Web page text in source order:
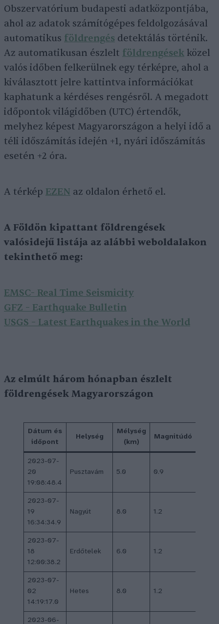
Obszervatórium budapesti adatközpontjába,
ahol az adatok számítógépes feldolgozásával
automatikus földrengés detektálás történik.
Az automatikusan észlelt földrengések közel
valós időben felkerülnek egy térképre, ahol a
kiválasztott jelre kattintva információkat
kaphatunk a kérdéses rengésről. A megadott
időpontok világidőben (UTC) értendők,
melyhez képest Magyarországon a helyi idő a
téli időszámítás idején +1, nyári időszámítás
esetén +2 óra.
A térkép EZEN az oldalon érhető el.
A Földön kipattant földrengések
valósidejű listája az alábbi weboldalakon
tekinthető meg:
EMSC- Real Time Seismicity
GFZ – Earthquake Bulletin
USGS – Latest Earthquakes in the World
Az elmúlt három hónapban észlelt
földrengések Magyarországon
Dátum és
időpont
Helység
Mélység
(km)
Magnitúdó
2023-07-
20
19:08:48.4
Pusztavám 5.0 0.9
2023-07-
19
16:34:34.9
Nagyút 8.0 1.2
2023-07-
18
12:00:38.2
Erdőtelek 6.0 1.2
2023-07-
02
14:19:17.0
Hetes 8.0 1.2
2023-06-